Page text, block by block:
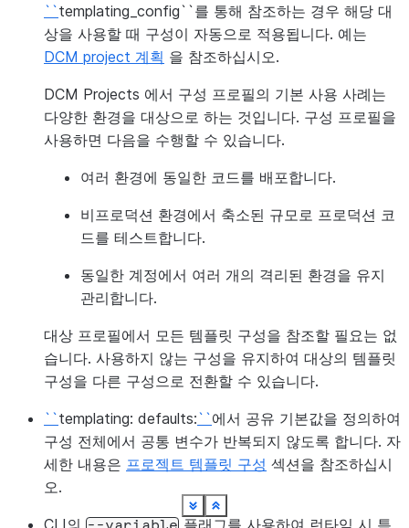
Show less
See moreShow less
See moreShow less
See moreShow less
See moreShow less
See moreShow less
See moreShow less
See moreShow less
See moreShow less
See moreShow less
See moreShow less
See moreShow less
See more
``templating_config``를 통해 참조하는 경우 해당 대
상을 사용할 때 구성이 자동으로 적용됩니다. 예는
DCM project 계획 을 참조하십시오.
DCM Projects 에서 구성 프로필의 기본 사용 사례는
다양한 환경을 대상으로 하는 것입니다. 구성 프로필을
사용하면 다음을 수행할 수 있습니다.
여러 환경에 동일한 코드를 배포합니다.
비프로덕션 환경에서 축소된 규모로 프로덕션 코
드를 테스트합니다.
동일한 계정에서 여러 개의 격리된 환경을 유지
관리합니다.
대상 프로필에서 모든 템플릿 구성을 참조할 필요는 없
습니다. 사용하지 않는 구성을 유지하여 대상의 템플릿
구성을 다른 구성으로 전환할 수 있습니다.
``templating: defaults:``에서 공유 기본값을 정의하여
구성 전체에서 공통 변수가 반복되지 않도록 합니다. 자
세한 내용은 프로젝트 템플릿 구성 섹션을 참조하십시
오.
CLI의 플래그를 사용하여 런타임 시 특
Show less
See moreShow less
See more